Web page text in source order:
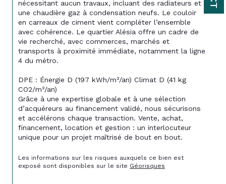
nécessitant aucun travaux, incluant des radiateurs et
une chaudière gaz à condensation neufs. Le couloir
en carreaux de ciment vient compléter l’ensemble
avec cohérence. Le quartier Alésia offre un cadre de
vie recherché, avec commerces, marchés et
transports à proximité immédiate, notamment la ligne
4 du métro.
DPE : Énergie D (197 kWh/m²/an) Climat D (41 kg
CO2/m²/an)
Grâce à une expertise globale et à une sélection
d’acquéreurs au financement validé, nous sécurisons
et accélérons chaque transaction. Vente, achat,
financement, location et gestion : un interlocuteur
unique pour un projet maîtrisé de bout en bout.
Les informations sur les risques auxquels ce bien est
exposé sont disponibles sur le site Géorisques